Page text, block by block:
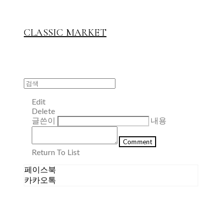
CLASSIC MARKET
Edit
Delete
글쓴이
내용
Comment
Return To List
페이스북
카카오톡